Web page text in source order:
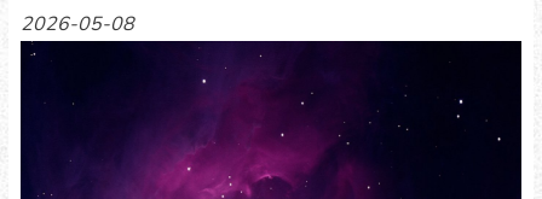
2026-05-08